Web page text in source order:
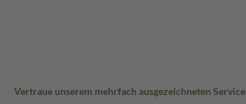
Vertraue unserem mehrfach ausgezeichneten Service